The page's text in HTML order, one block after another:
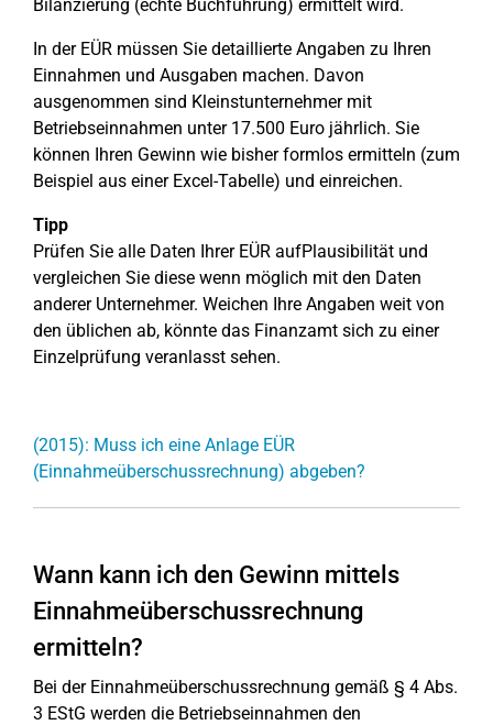
Bilanzierung (echte Buchführung) ermittelt wird.
In der EÜR müssen Sie detaillierte Angaben zu Ihren
Einnahmen und Ausgaben machen. Davon
ausgenommen sind Kleinstunternehmer mit
Betriebseinnahmen unter 17.500 Euro jährlich. Sie
können Ihren Gewinn wie bisher formlos ermitteln (zum
Beispiel aus einer Excel-Tabelle) und einreichen.
Tipp
Prüfen Sie alle Daten Ihrer EÜR aufPlausibilität und
vergleichen Sie diese wenn möglich mit den Daten
anderer Unternehmer. Weichen Ihre Angaben weit von
den üblichen ab, könnte das Finanzamt sich zu einer
Einzelprüfung veranlasst sehen.
(2015): Muss ich eine Anlage EÜR
(Einnahmeüberschussrechnung) abgeben?
Wann kann ich den Gewinn mittels
Einnahmeüberschussrechnung
ermitteln?
Bei der Einnahmeüberschussrechnung gemäß § 4 Abs.
3 EStG werden die Betriebseinnahmen den